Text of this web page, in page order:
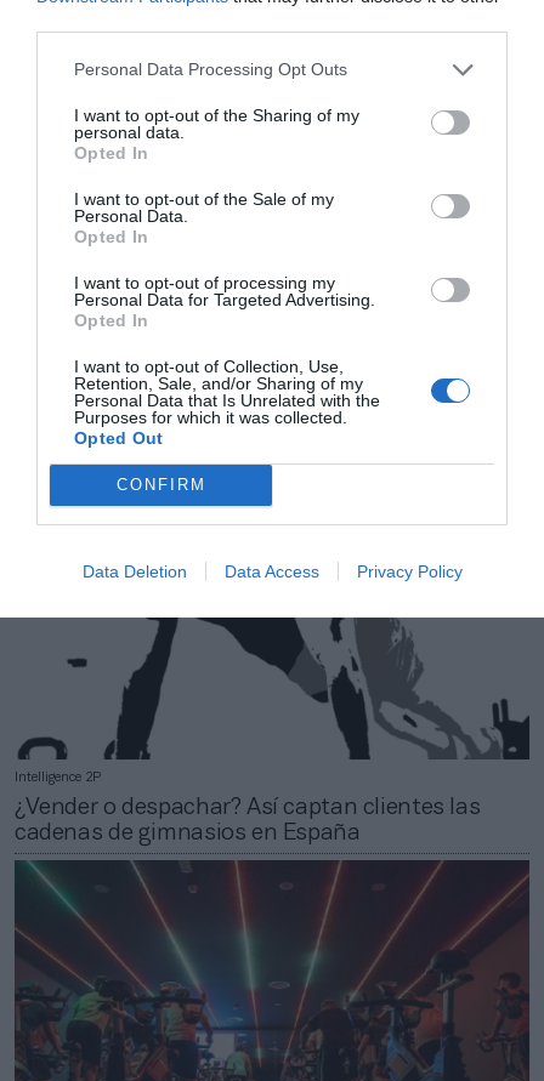
Personal Data Processing Opt Outs
I want to opt-out of the Sharing of my
personal data.
Opted In
I want to opt-out of the Sale of my
Personal Data.
Opted In
I want to opt-out of processing my
Personal Data for Targeted Advertising.
Opted In
I want to opt-out of Collection, Use,
Retention, Sale, and/or Sharing of my
Personal Data that Is Unrelated with the
Purposes for which it was collected.
Opted Out
CONFIRM
Data Deletion Data Access Privacy Policy
Sano Center: rumbo a superar los 7 millones de
ingresos antes de regresar a Latinoamérica
Intelligence 2P
¿Vender o despachar? Así captan clientes las
cadenas de gimnasios en España